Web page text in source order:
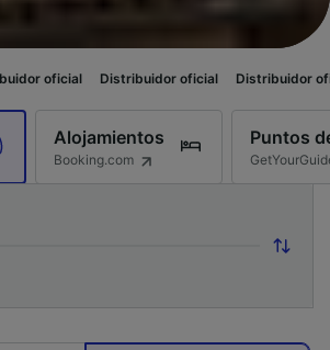
Distribuidor oficial Distribuidor oficial
Alojamientos
Booking.com
Puntos